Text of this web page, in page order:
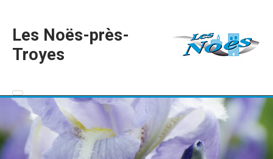
Les Noës-près-
Troyes